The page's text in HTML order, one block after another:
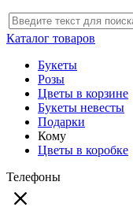
Каталог товаров
Букеты
Розы
Цветы в корзине
Букеты невесты
Подарки
Кому
Цветы в коробке
Телефоны